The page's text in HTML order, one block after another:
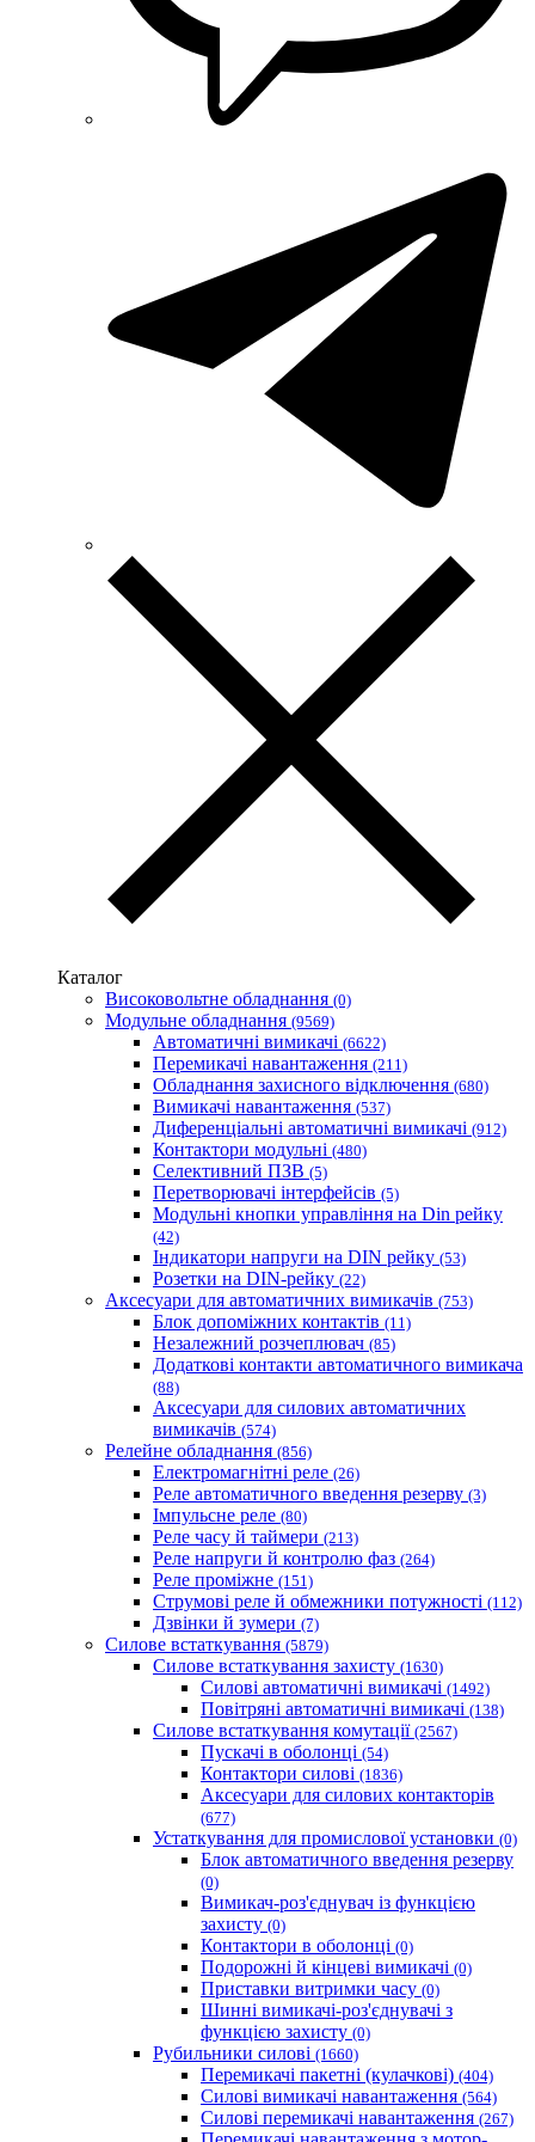
Schneider-Electric (Франція)
Smart-MAIC
Technoelectric (Італія)
Technosystems (Україна)
TEKPAN (Туреччина)
TeleTec (Україна)
Vargo (Україна)
Vector VS
Vimar (Італія)
Volter (Україна)
Volterm (Україна)
Wago (Німеччина)
АС Привод (Україна)
АСКО-УКРЕМ (Україна)
Запорізький завод кольорових металів (ЗЗКМ)
Каблекс Одеса
Мегомметр (Україна)
Промфактор
Термофіт
Укренерго-Альянс (Україна)
Каталог
Високовольтне обладнання (0)
Модульне обладнання (9569)
Автоматичні вимикачі (6622)
Перемикачі навантаження (211)
Обладнання захисного відключення (680)
Вимикачі навантаження (537)
Диференціальні автоматичні вимикачі (912)
Контактори модульні (480)
Селективний ПЗВ (5)
Перетворювачі інтерфейсів (5)
Модульні кнопки управління на Din рейку
(42)
Індикатори напруги на DIN рейку (53)
Розетки на DIN-рейку (22)
Аксесуари для автоматичних вимикачів (753)
Блок допоміжних контактів (11)
Незалежний розчеплювач (85)
Додаткові контакти автоматичного вимикача
(88)
Аксесуари для силових автоматичних
вимикачів (574)
Релейне обладнання (856)
Електромагнітні реле (26)
Реле автоматичного введення резерву (3)
Імпульсне реле (80)
Реле часу й таймери (213)
Реле напруги й контролю фаз (264)
Реле проміжне (151)
Струмові реле й обмежники потужності (112)
Дзвінки й зумери (7)
Силове встаткування (5879)
Силове встаткування захисту (1630)
Силові автоматичні вимикачі (1492)
Повітряні автоматичні вимикачі (138)
Силове встаткування комутації (2567)
Пускачі в оболонці (54)
Контактори силові (1836)
Аксесуари для силових контакторів
(677)
Устаткування для промислової установки (0)
Блок автоматичного введення резерву
(0)
Вимикач-роз'єднувач із функцією
захисту (0)
Контактори в оболонці (0)
Подорожні й кінцеві вимикачі (0)
Приставки витримки часу (0)
Шинні вимикачі-роз'єднувачі з
функцією захисту (0)
Рубильники силові (1660)
Перемикачі пакетні (кулачкові) (404)
Силові вимикачі навантаження (564)
Cилові перемикачі навантаження (267)